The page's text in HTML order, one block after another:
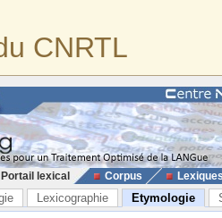
CNRTL
Portail lexical Corpus
Lexicographie Etymologie